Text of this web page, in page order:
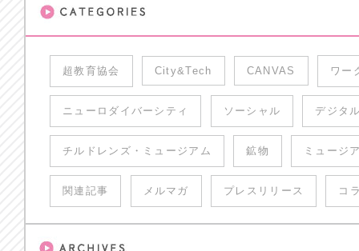
超教育協会 City&Tech CANVAS ワー
ニューロダイバーシティ ソーシャル デジタ
チルドレンズ・ミュージアム 鉱物 ミュージ
関連記事 メルマガ プレスリリース コ